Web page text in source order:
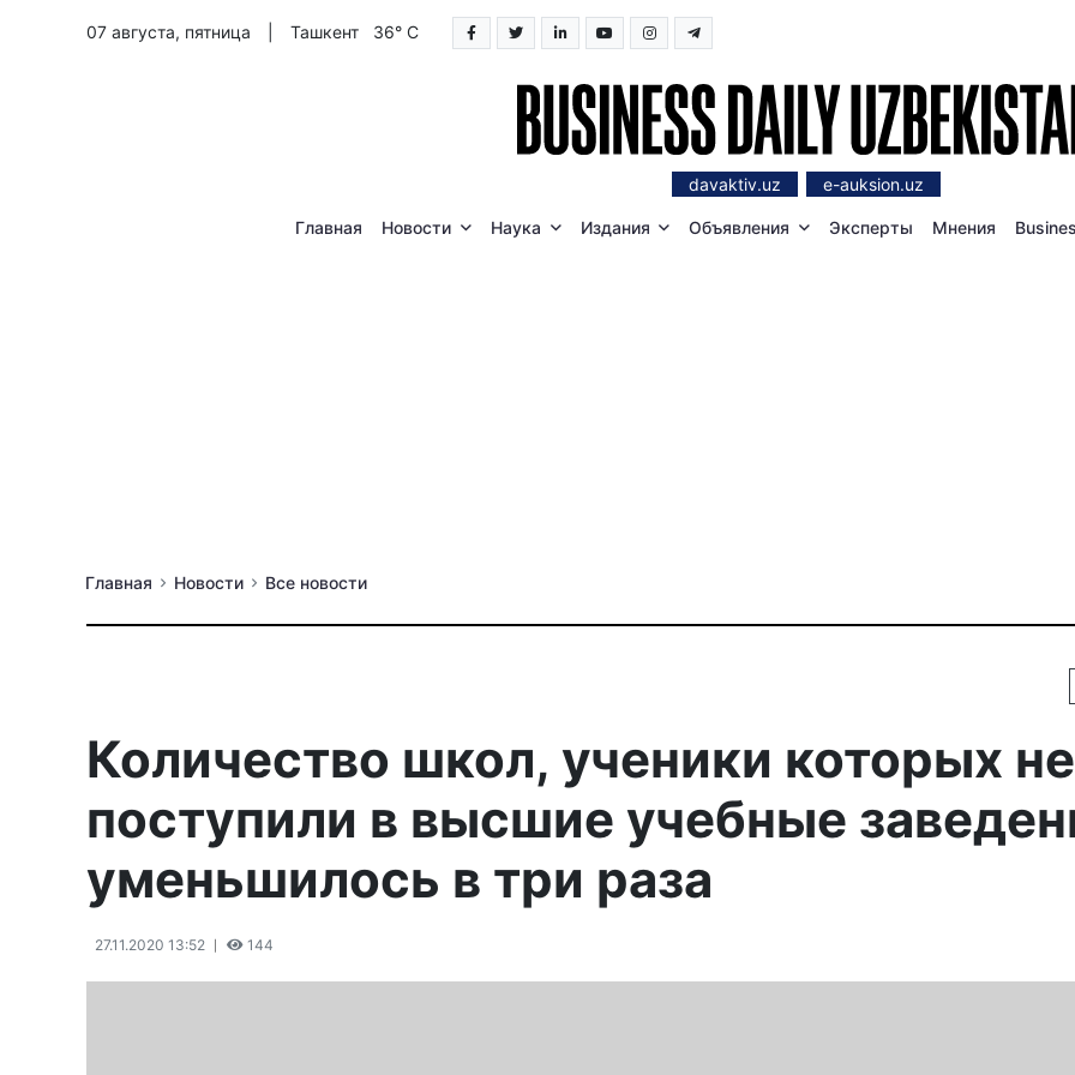
07 августа, пятница Ташкент 36° C
davaktiv.uz e-auksion.uz
Главная Новости Наука Издания Объявления Эксперты Мнения
Главная Новости Все новости
Количество школ, ученики которых не
поступили в высшие учебные
уменьшилось в три раза
27.11.2020 13:52 144